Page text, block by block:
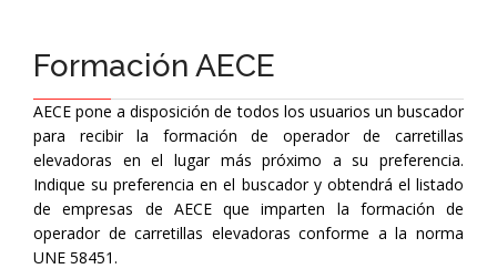
Formación AECE
AECE pone a disposición de todos los usuarios un buscador
para recibir la formación de operador de carretillas
elevadoras en el lugar más próximo a su preferencia.
Indique su preferencia en el buscador y obtendrá el listado
de empresas de AECE que imparten la formación de
operador de carretillas elevadoras conforme a la norma
UNE 58451.